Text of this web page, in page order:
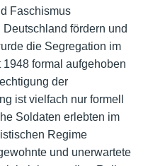
Faschismus
fördern und
die Segregation im
formal aufgehoben
der
ist vielfach nur formell
Soldaten erlebten im
Regime
und unerwartete